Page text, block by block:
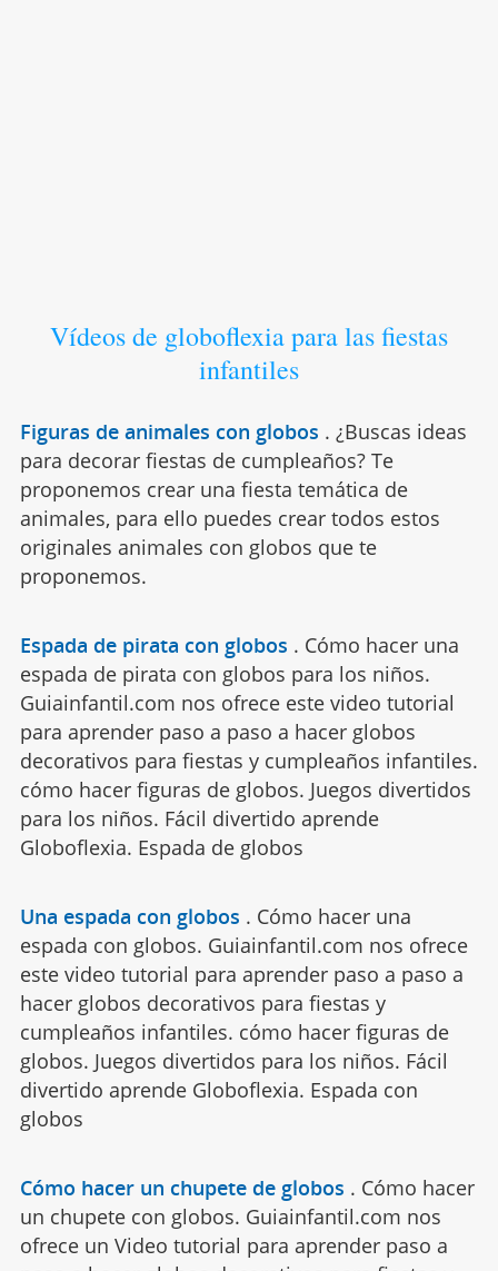
Vídeos de globoflexia para las fiestas
infantiles
Figuras de animales con globos . ¿Buscas ideas
para decorar fiestas de cumpleaños? Te
proponemos crear una fiesta temática de
animales, para ello puedes crear todos estos
originales animales con globos que te
proponemos.
Espada de pirata con globos . Cómo hacer una
espada de pirata con globos para los niños.
Guiainfantil.com nos ofrece este video tutorial
para aprender paso a paso a hacer globos
decorativos para fiestas y cumpleaños infantiles.
cómo hacer figuras de globos. Juegos divertidos
para los niños. Fácil divertido aprende
Globoflexia. Espada de globos
Una espada con globos . Cómo hacer una
espada con globos. Guiainfantil.com nos ofrece
este video tutorial para aprender paso a paso a
hacer globos decorativos para fiestas y
cumpleaños infantiles. cómo hacer figuras de
globos. Juegos divertidos para los niños. Fácil
divertido aprende Globoflexia. Espada con
globos
Cómo hacer un chupete de globos . Cómo hacer
un chupete con globos. Guiainfantil.com nos
ofrece un Video tutorial para aprender paso a